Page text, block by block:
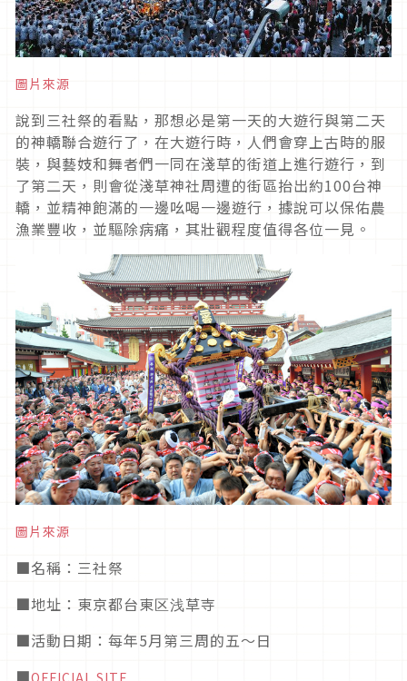
圖片來源
說到三社祭的看點，那想必是第一天的大遊行與第二天
的神轎聯合遊行了，在大遊行時，人們會穿上古時的服
裝，與藝妓和舞者們一同在淺草的街道上進行遊行，到
了第二天，則會從淺草神社周遭的街區抬出約100台神
轎，並精神飽滿的一邊吆喝一邊遊行，據說可以保佑農
漁業豐收，並驅除病痛，其壯觀程度值得各位一見。
圖片來源
■名稱：三社祭
■地址：東京都台東区浅草寺
■活動日期 ：每年5月第三周的五～日
■